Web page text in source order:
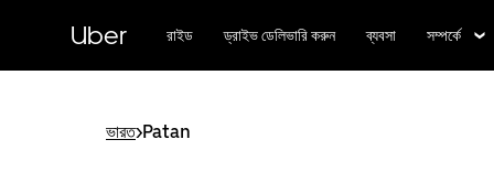
বিষয়সূচিতে
Uber রাইড ড্রাইভ ডেলিভারি করুন ব্যবসা সম্পর্কে
ভারত>Patan